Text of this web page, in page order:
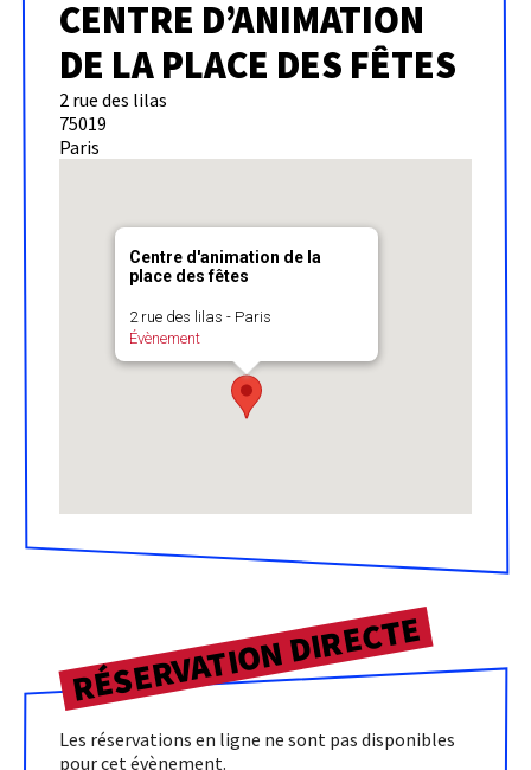
CENTRE D’ANIMATION
DE LA PLACE DES FÊTES
2 rue des lilas
75019
Paris
Centre d'animation de la
place des fêtes
2 rue des lilas - Paris
Évènement
RÉSERVATION DIRECTE
Les réservations en ligne ne sont pas disponibles
pour cet évènement.